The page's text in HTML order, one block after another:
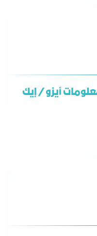
أيزو / إيك